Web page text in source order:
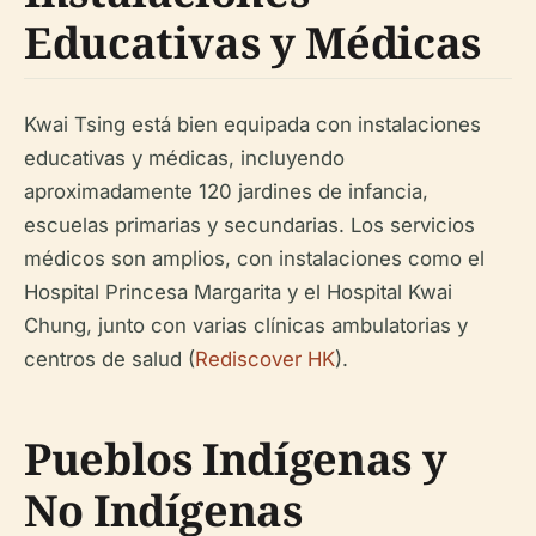
Educativas y Médicas
Kwai Tsing está bien equipada con instalaciones
educativas y médicas, incluyendo
aproximadamente 120 jardines de infancia,
escuelas primarias y secundarias. Los servicios
médicos son amplios, con instalaciones como el
Hospital Princesa Margarita y el Hospital Kwai
Chung, junto con varias clínicas ambulatorias y
centros de salud (Rediscover HK).
Pueblos Indígenas y
No Indígenas